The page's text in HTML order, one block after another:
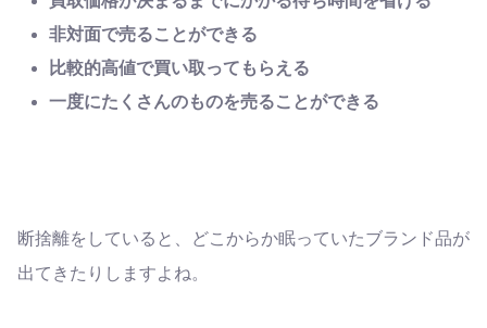
非対面で売ることができる
比較的高値で買い取ってもらえる
一度にたくさんのものを売ることができる
断捨離をしていると、どこからか眠っていたブランド品が
出てきたりしますよね。